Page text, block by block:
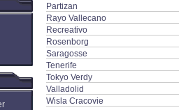
Partizan
Rayo Vallecano
Recreativo
Rosenborg
Saragosse
Tenerife
Tokyo Verdy
Valladolid
Wisla Cracovie